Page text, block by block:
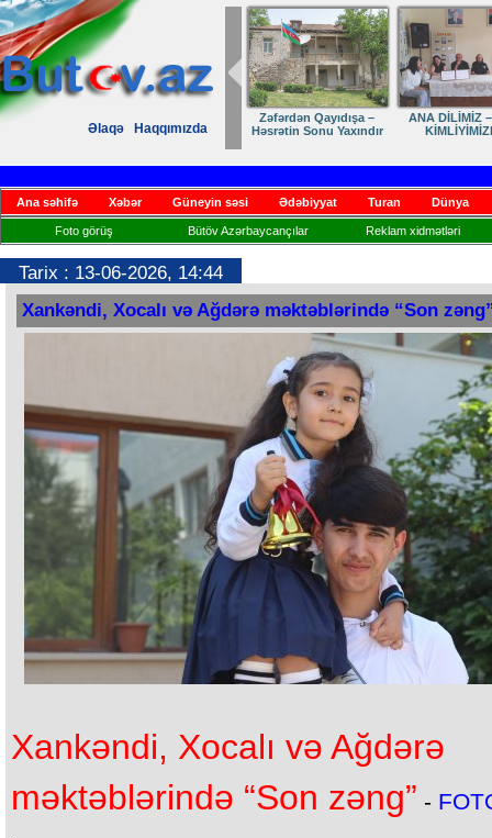
Əlaqə Haqqımızda
Dostumuza sürpriz
yubiley təbriki
Elmanın öz
Ana səhifə Xəbər Güneyin səsi Ədəbiyyat Turan Dünya
Foto görüş Bütöv Azərbaycançılar Reklam xidmətləri
Tarix : 13-06-2026, 14:44
Xankəndi, Xocalı və Ağdərə məktəblərində “Son
Xankəndi, Xocalı və Ağdərə
məktəblərində “Son zəng” -